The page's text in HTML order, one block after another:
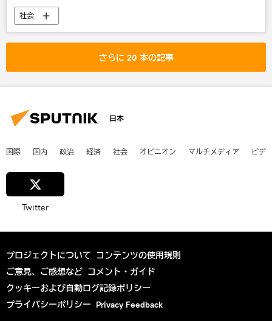
社会
さらに 20 本の記事
日本
国際 国内 政治 経済 社会 オピニオン マルチメディア ビデ
Twitter
プロジェクトについて コンテンツの使用規則
ご意見、ご感想など コメント・ガイド
クッキーおよび自動ログ記録ポリシー
プライバシーポリシー Privacy Feedback